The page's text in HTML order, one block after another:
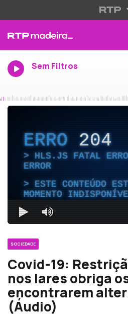
Sem Filtros
ERRO204
HLS.JS FATAL
ERROR
ESTE CONTEÚDO
MOMENTO
SOCIEDADE
Covid-19:
nos lares obriga
encontrarem
(Áudio)